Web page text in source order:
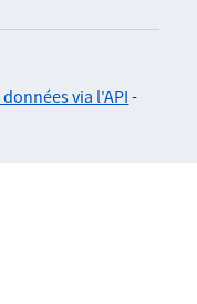
via l'API -